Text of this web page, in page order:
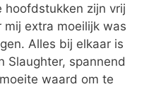
hoofdstukken zijn vrij
extra moeilijk was
Alles bij elkaar is
Slaughter, spannend
waard om te